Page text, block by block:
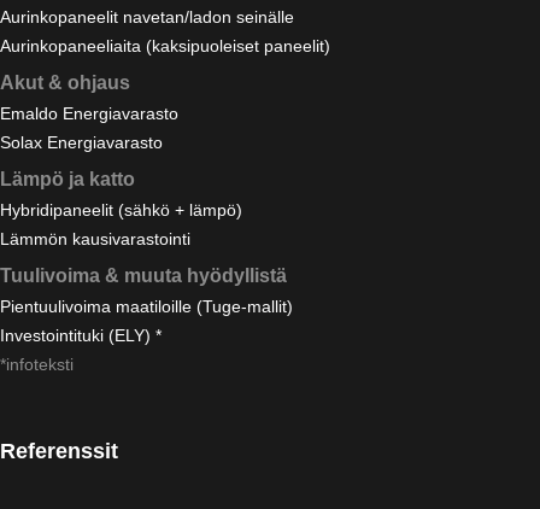
Aurinkopaneelit navetan/ladon seinälle
Aurinkopaneeliaita (kaksipuoleiset paneelit)
Akut & ohjaus
Emaldo Energiavarasto
Solax Energiavarasto
Lämpö ja katto
Hybridipaneelit (sähkö + lämpö)
Lämmön kausivarastointi
Tuulivoima & muuta hyödyllistä
Pientuulivoima maatiloille (Tuge-mallit)
Investointituki (ELY) *
*infoteksti
Referenssit